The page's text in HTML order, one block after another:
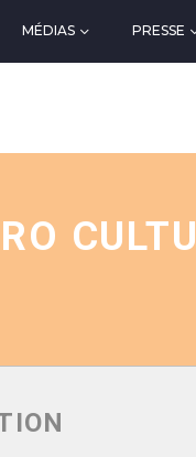
MÉDIAS PRESSE